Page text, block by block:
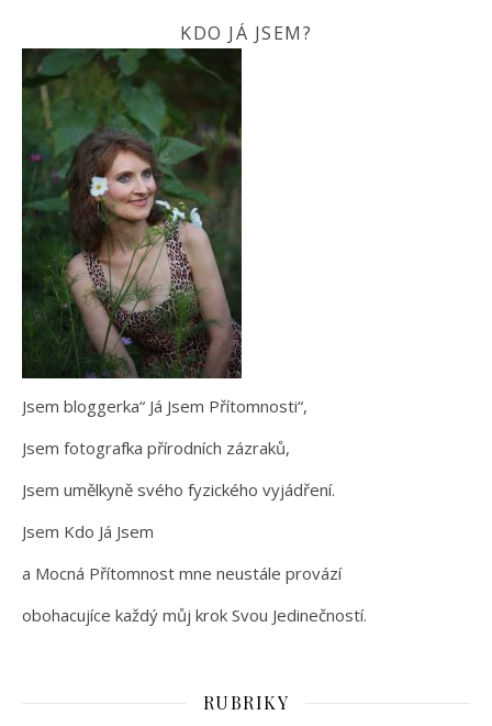
KDO JÁ JSEM?
Jsem bloggerka“ Já Jsem Přítomnosti“,
Jsem fotografka přírodních zázraků,
Jsem umělkyně svého fyzického vyjádření.
Jsem Kdo Já Jsem
a Mocná Přítomnost mne neustále provází
obohacujíce každý můj krok Svou Jedinečností.
RUBRIKY